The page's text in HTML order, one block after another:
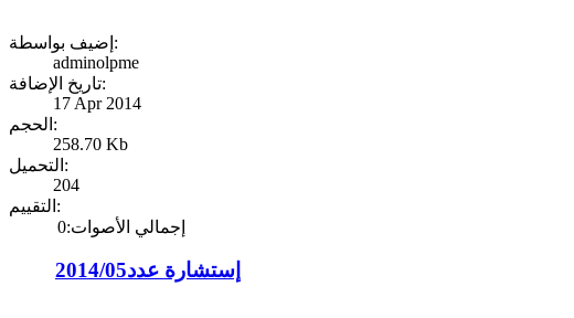
إضيف بواسطة:
adminolpme
تاريخ الإضافة:
17 Apr 2014
الحجم:
258.70 Kb
التحميل:
204
التقييم:
إجمالي الأصوات:0
إستشارة عدد2014/05